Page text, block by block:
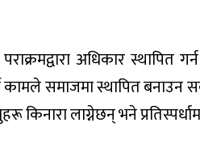
अधिकार
कामले समाजमा स्थापित बनाउन
किनारा लाग्नेछन् भने